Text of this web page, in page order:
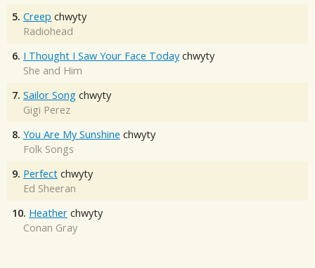
5. Creep chwyty
Radiohead
6. I Thought I Saw Your Face Today chwyty
She and Him
7. Sailor Song chwyty
Gigi Perez
8. You Are My Sunshine chwyty
Folk Songs
9. Perfect chwyty
Ed Sheeran
10. Heather chwyty
Conan Gray